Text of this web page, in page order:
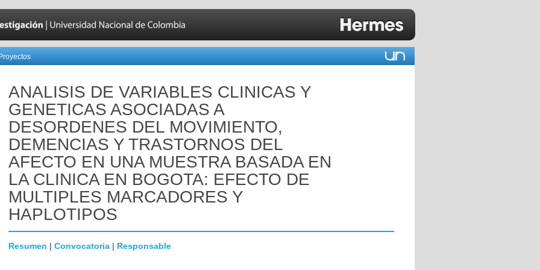
ANALISIS DE VARIABLES CLINICAS Y
GENETICAS ASOCIADAS A
DESORDENES DEL MOVIMIENTO,
DEMENCIAS Y TRASTORNOS DEL
AFECTO EN UNA MUESTRA BASADA EN
LA CLINICA EN BOGOTA: EFECTO DE
MULTIPLES MARCADORES Y
HAPLOTIPOS
Resumen | Convocatoria | Responsable